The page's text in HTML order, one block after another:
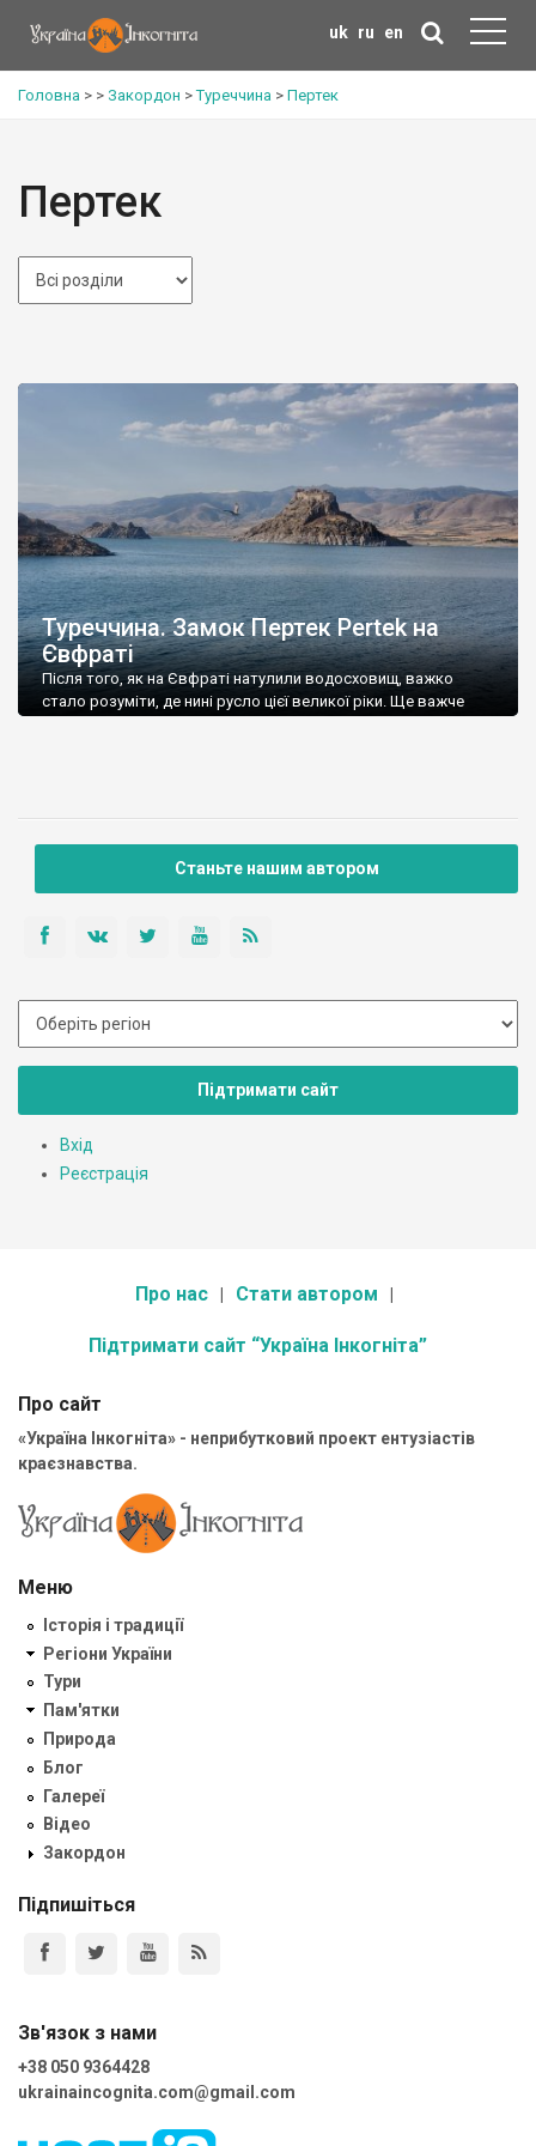
uk ru en
Головна > > Закордон >Туреччина > Пертек
Пертек
Туреччина. Замок Пертек Pertek на
Євфраті
Після того, як на Євфраті натулили водосховищ, важко
стало розуміти, де нині русло цієї великої ріки. Ще важче
починається біля […]
Станьте нашим автором
Підтримати сайт
Вхід
Реєстрація
Про нас Стати автором
Підтримати сайт “Україна Інкогніта”
Про сайт
«Україна Інкогніта» - неприбутковий проект ентузіастів
краєзнавства.
Меню
Історія і традиції
Регіони України
Тури
Пам'ятки
Природа
Блог
Галереї
Відео
Закордон
Підпишіться
Зв'язок з нами
+38 050 9364428
ukrainaincognita.com@gmail.com